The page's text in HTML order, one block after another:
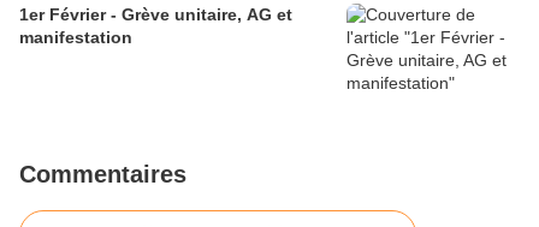
1er Février - Grève unitaire, AG et
manifestation
Commentaires